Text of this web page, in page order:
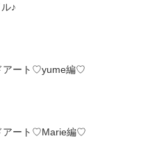
♪
アート♡yume編♡
アート♡Marie編♡